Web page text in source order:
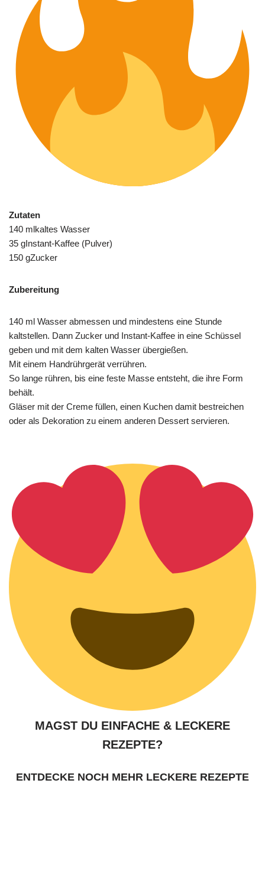
Zutaten
140 mlkaltes Wasser
35 gInstant-Kaffee (Pulver)
150 gZucker
Zubereitung
140 ml Wasser abmessen und mindestens eine Stunde
kaltstellen. Dann Zucker und Instant-Kaffee in eine Schüssel
geben und mit dem kalten Wasser übergießen.
Mit einem Handrührgerät verrühren.
So lange rühren, bis eine feste Masse entsteht, die ihre Form
behält.
Gläser mit der Creme füllen, einen Kuchen damit bestreichen
oder als Dekoration zu einem anderen Dessert servieren.
MAGST DU EINFACHE & LECKERE
REZEPTE?
ENTDECKE NOCH MEHR LECKERE REZEPTE